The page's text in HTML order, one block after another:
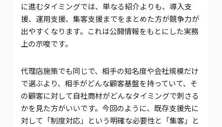
に進むタイミングでは、単なる紹介よりも、導入支
援、運用支援、集客支援までをまとめた方が競争力が
出やすくなります。これは公開情報をもとにした実務
上の示唆です。
代理店施策でも同じで、相手の知名度や会社規模だけ
で選ぶより、相手がどんな顧客基盤を持っていて、そ
の顧客に対して自社商材がどんなタイミングで刺さる
かを見た方がいいです。今回のように、既存支援先に
対して「制度対応」という明確な必要性と「集客」と